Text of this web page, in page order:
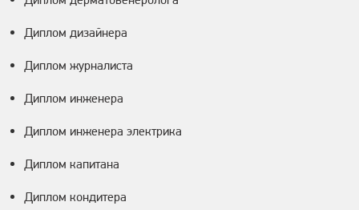
Диплом дизайнера
Диплом журналиста
Диплом инженера
Диплом инженера электрика
Диплом капитана
Диплом кондитера